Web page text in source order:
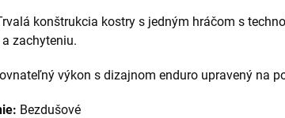
konštrukcia kostry s jedným hráčom s
zachyteniu.
výkon s dizajnom enduro upravený na
Bezdušové